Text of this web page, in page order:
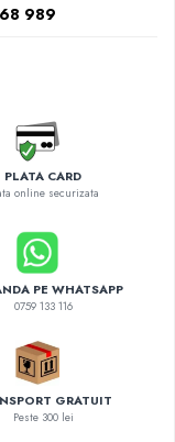
989
PLATA CARD
online securizata
PE WHATSAPP
0759 133 116
GRATUIT
Peste 300 lei